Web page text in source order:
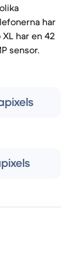
har
har en 42
sensor.